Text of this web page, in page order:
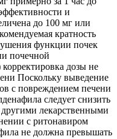
и
до 100 мг или
кратность
функции почек
почечной
дозы не
Поскольку выведение
с повреждением печени
следует снизить
лекарственными
с ритонавиром
не должна превышать